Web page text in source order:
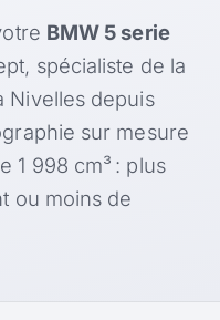
BMW 5 serie
spécialiste de la
Nivelles depuis
sur mesure
1 998 cm³ : plus
ou moins de